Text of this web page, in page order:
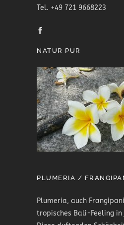
Tel. +49 721 9668223
NATUR PUR
PLUMERIA /
Plumeria, auch
tropisches Bali-Feeling in